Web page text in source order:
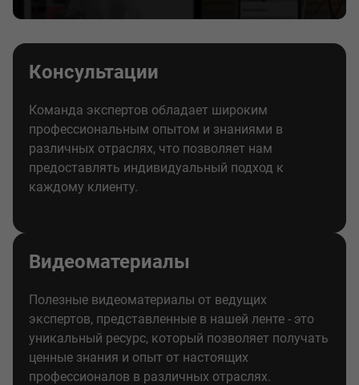
Консультации
Команда экспертов обладает широким
профессиональным опытом и знаниями в
различных отраслях, что позволяет нам
предоставлять индивидуальный подход к
каждому клиенту.
Видеоматериалы
Полезные видеоматериалы от ведущих
экспертов, представленные в нашей ленте - это
уникальный ресурс, который позволяет получать
ценные знания и опыт от настоящих
профессионалов в различных отраслях.